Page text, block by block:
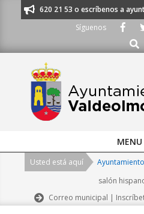
al 91 620 21 53 o escríbenos a
Síguenos
Navigation
MENU
Usted está aquí
salón
Correo municipal |